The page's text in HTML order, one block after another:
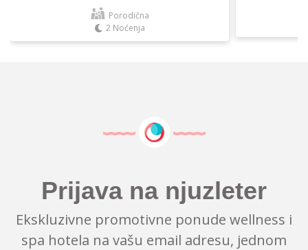
Porodična
2 Noćenja
Prijava na njuzleter
Ekskluzivne promotivne ponude wellness i
spa hotela na vašu email adresu, jednom